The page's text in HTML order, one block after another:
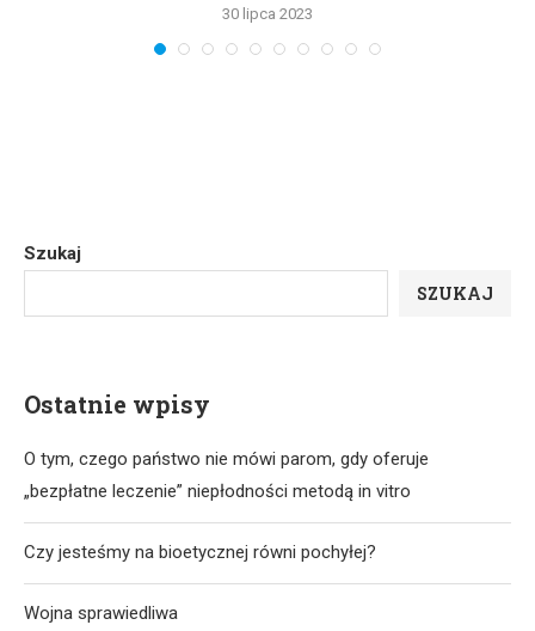
30 lipca 2023
Szukaj
SZUKAJ
Ostatnie wpisy
O tym, czego państwo nie mówi parom, gdy oferuje
„bezpłatne leczenie” niepłodności metodą in vitro
Czy jesteśmy na bioetycznej równi pochyłej?
Wojna sprawiedliwa